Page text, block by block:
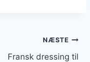
NÆSTE
Fransk dressing til